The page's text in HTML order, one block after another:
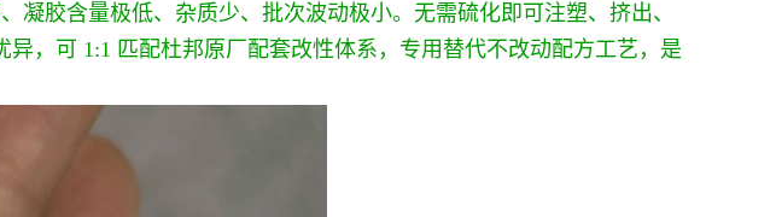
胶含量极低、杂质少、批次波动极小。无需硫化即可注塑、挤出、
，可 1:1 匹配杜邦原厂配套改性体系，专用替代不改动配方工艺，是